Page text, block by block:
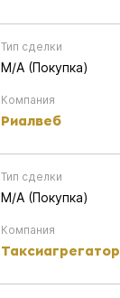
Компания
Риалвеб
Тип сделки
M/A (Покупка)
Компания
Таксиагрегатор
Тип сделки
M/A (Покупка)